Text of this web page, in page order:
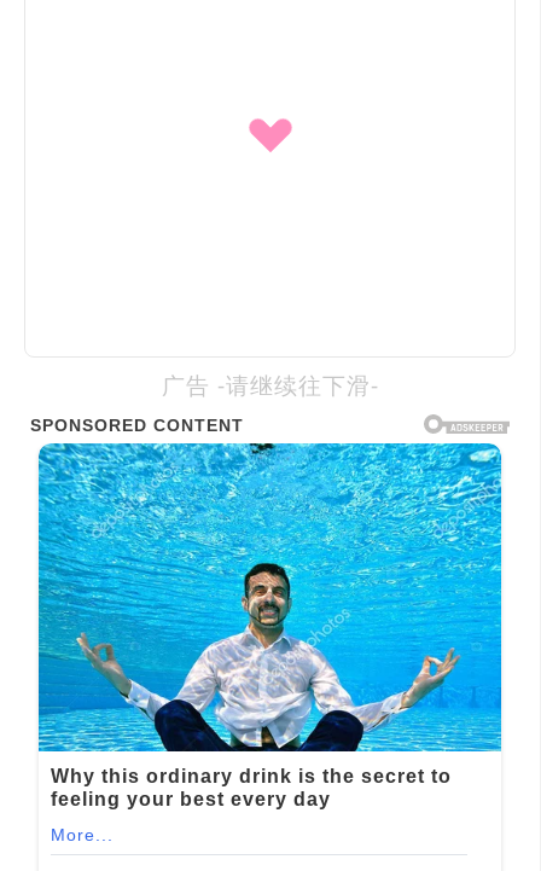
广告 -请继续往下滑-